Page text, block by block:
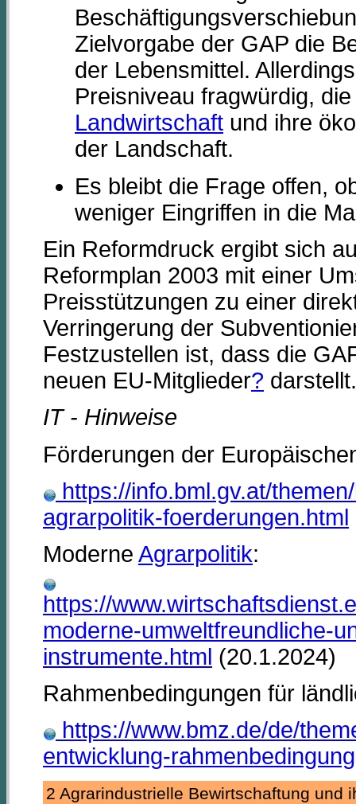
Zielvorgabe der GAP die
der Lebensmittel.
Preisniveau fragwürdig,
Landwirtschaft und ihre
der Landschaft.
Es bleibt die Frage offen,
weniger Eingriffen in die
Ein Reformdruck ergibt sich
Reformplan 2003 mit einer
Preisstützungen zu einer
Verringerung der
Festzustellen ist, dass die
neuen EU-Mitglieder? darstellt.
IT - Hinweise
Förderungen der
https://info.bml.gv.at/
agrarpolitik-foerderungen.html
Moderne Agrarpolitik:
https://
moderne-umweltfreundliche-
instrumente.html (20.1.2024)
Rahmenbedingungen für
https://www.bmz.de/de/
entwicklung-
2 Agrarindustrielle Bewirtschaftung